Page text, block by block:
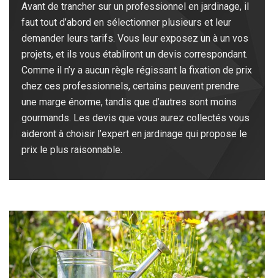
Avant de trancher sur un professionnel en jardinage, il
faut tout d’abord en sélectionner plusieurs et leur
demander leurs tarifs. Vous leur exposez un à un vos
projets, et ils vous établiront un devis correspondant.
Comme il n’y a aucun règle régissant la fixation de prix
chez ces professionnels, certains peuvent prendre
une marge énorme, tandis que d’autres sont moins
gourmands. Les devis que vous aurez collectés vous
aideront à choisir l’expert en jardinage qui propose le
prix le plus raisonnable.